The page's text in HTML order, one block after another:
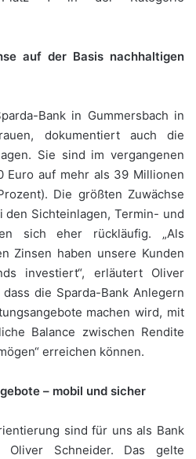
auf der Basis nachhaltigen
Bank in Gummersbach in
dokumentiert auch die
Sie sind im vergangenen
Euro auf mehr als 39 Millionen
Die größten Zuwächse
den Sichteinlagen, Termin- und
sich eher rückläufig. „Als
Zinsen haben unsere Kunden
investiert“, erläutert Oliver
die Sparda-Bank Anlegern
machen wird, mit
Balance zwischen Rendite
erreichen können.
– mobil und sicher
sind für uns als Bank
Oliver Schneider. Das gelte